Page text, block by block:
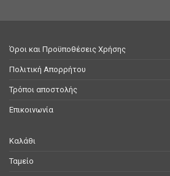
Όροι και Προϋποθέσεις Χρήσης
Πολιτική Απορρήτου
Τρόποι αποστολής
Επικοινωνία
Καλάθι
Ταμείο